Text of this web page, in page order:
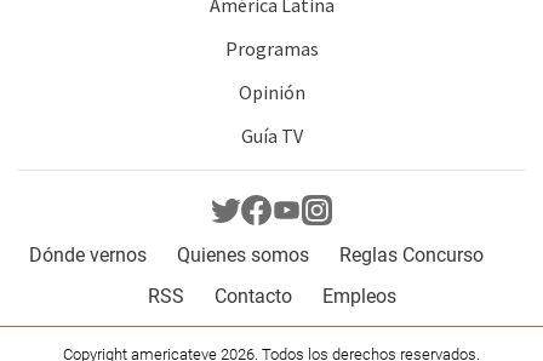
América Latina
Programas
Opinión
Guía TV
Dónde vernos Quienes somos
Reglas Concurso
RSS
Contacto Empleos
Copyright americateve 2026. Todos los derechos reservados.